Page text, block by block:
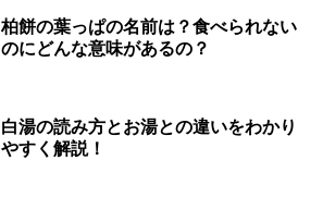
柏餅の葉っぱの名前は？食べられない
のにどんな意味があるの？
白湯の読み方とお湯との違いをわかり
やすく解説！